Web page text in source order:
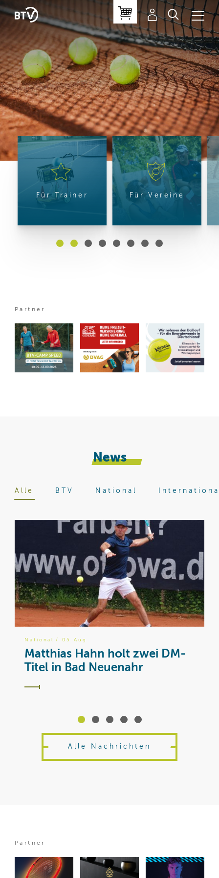
Für Trainer Für Vereine
Partner
News
Alle BTV National
National / 05 Aug
Matthias Hahn holt zwei DM-
Titel in Bad Neuenahr
Alle Nachrichten
Partner